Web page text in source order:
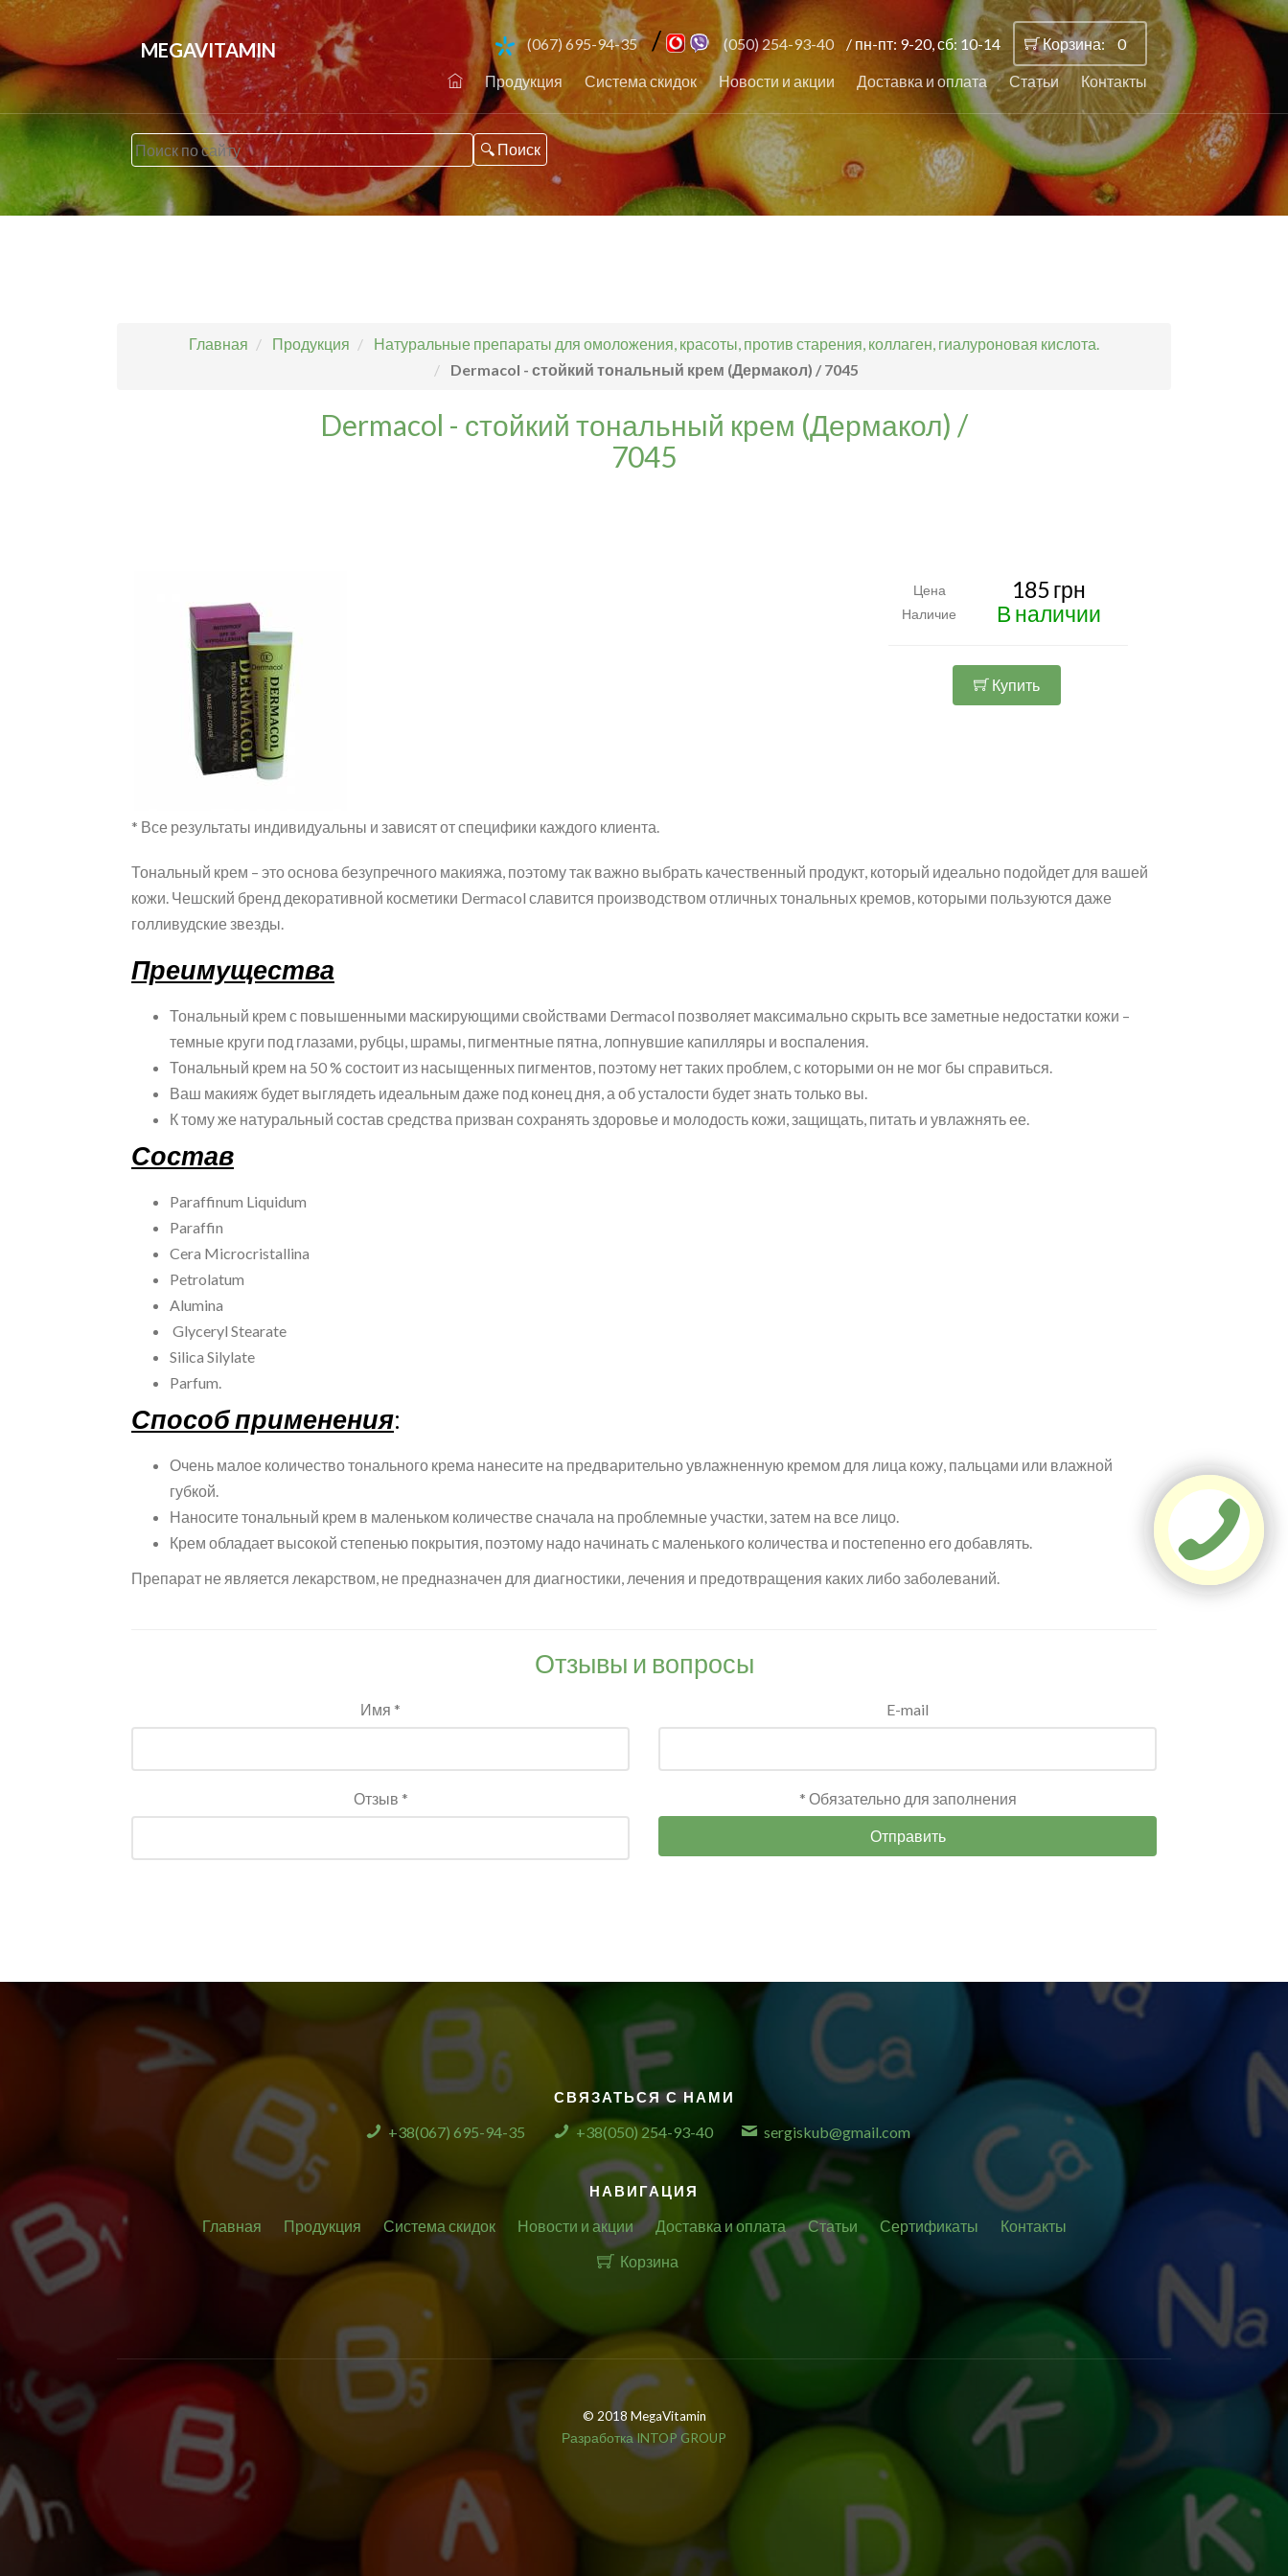
MEGAVITAMIN (067) 695-94-35 / (050) 254-93-40 / пн-пт: 9-20, сб: 10-14 Корзина: 0
Продукция Система скидок Новости и акции Доставка и оплата Статьи Контакты
Главная Продукция
Натуральные препараты для омоложения, красоты, против старения, коллаген, гиалуроновая кислота.
Dermacol - стойкий тональный крем (Дермакол) / 7045
Dermacol - стойкий тональный крем (Дермакол) /
7045
Цена 185 грн
Наличие В наличии
Купить
* Все результаты индивидуальны и зависят от специфики каждого клиента.
Тональный крем – это основа безупречного макияжа, поэтому так важно выбрать качественный продукт, который идеально подойдет для вашей
кожи. Чешский бренд декоративной косметики Dermacol славится производством отличных тональных кремов, которыми пользуются даже
голливудские звезды.
Преимущества
Тональный крем с повышенными маскирующими свойствами Dermacol позволяет максимально скрыть все заметные недостатки кожи –
темные круги под глазами, рубцы, шрамы, пигментные пятна, лопнувшие капилляры и воспаления.
Тональный крем на 50 % состоит из насыщенных пигментов, поэтому нет таких проблем, с которыми он не мог бы справиться.
Ваш макияж будет выглядеть идеальным даже под конец дня, а об усталости будет знать только вы.
К тому же натуральный состав средства призван сохранять здоровье и молодость кожи, защищать, питать и увлажнять ее.
Состав
Paraffinum Liquidum
Paraffin
Cera Microcristallina
Petrolatum
Alumina
Glyceryl Stearate
Silica Silylate
Parfum.
Способ применения:
Очень малое количество тонального крема нанесите на предварительно увлажненную кремом для лица кожу, пальцами или влажной
губкой.
Наносите тональный крем в маленьком количестве сначала на проблемные участки, затем на все лицо.
Крем обладает высокой степенью покрытия, поэтому надо начинать с маленького количества и постепенно его добавлять.
Препарат не является лекарством, не предназначен для диагностики, лечения и предотвращения каких либо заболеваний.
Отзывы и вопросы
Имя * E-mail
Отзыв * * Обязательно для заполнения
Отправить
СВЯЗАТЬСЯ С НАМИ
+38(067) 695-94-35 +38(050) 254-93-40 sergiskub@gmail.com
НАВИГАЦИЯ
Главная Продукция Система скидок Новости и акции Доставка и оплата Статьи Сертификаты
Контакты
Корзина
© 2018 MegaVitamin
Разработка INTOP GROUP